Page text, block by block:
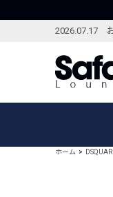
2026.07.17
ブランドから
ホーム